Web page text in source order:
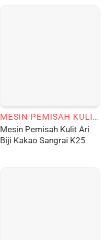
MESIN PEMISAH KULIT ARI BIJI KAKAO SANGRAI
Mesin Pemisah Kulit Ari
Biji Kakao Sangrai K25